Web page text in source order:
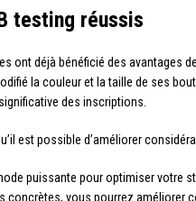
testing réussis
ont déjà bénéficié des avantages
la couleur et la taille de ses
des inscriptions.
est possible d’améliorer
puissante pour optimiser votre
concrètes, vous pourrez améliorer